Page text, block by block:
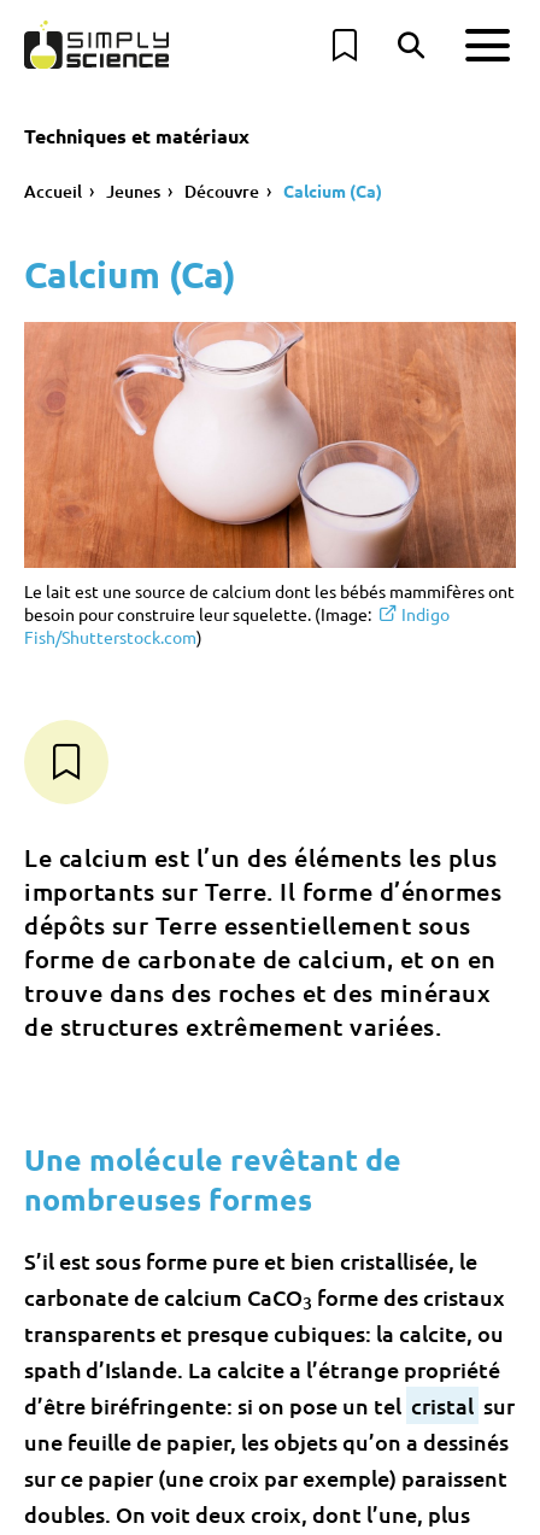
Techniques et matériaux
Accueil Jeunes Découvre Calcium (Ca)
Calcium (Ca)
Le lait est une source de calcium dont les bébés mammifères ont
besoin pour construire leur squelette. (Image:
Indigo
Fish/Shutterstock.com)
Le calcium est l’un des éléments les plus
importants sur Terre. Il forme d’énormes
dépôts sur Terre essentiellement sous
forme de carbonate de calcium, et on en
trouve dans des roches et des minéraux
de structures extrêmement variées.
Une molécule revêtant de
nombreuses formes
S’il est sous forme pure et bien cristallisée, le
carbonate de calcium CaCO3 forme des cristaux
transparents et presque cubiques: la calcite, ou
spath d’Islande. La calcite a l’étrange propriété
d’être biréfringente: si on pose un tel cristal sur
une feuille de papier, les objets qu’on a dessinés
sur ce papier (une croix par exemple) paraissent
doubles. On voit deux croix, dont l’une, plus